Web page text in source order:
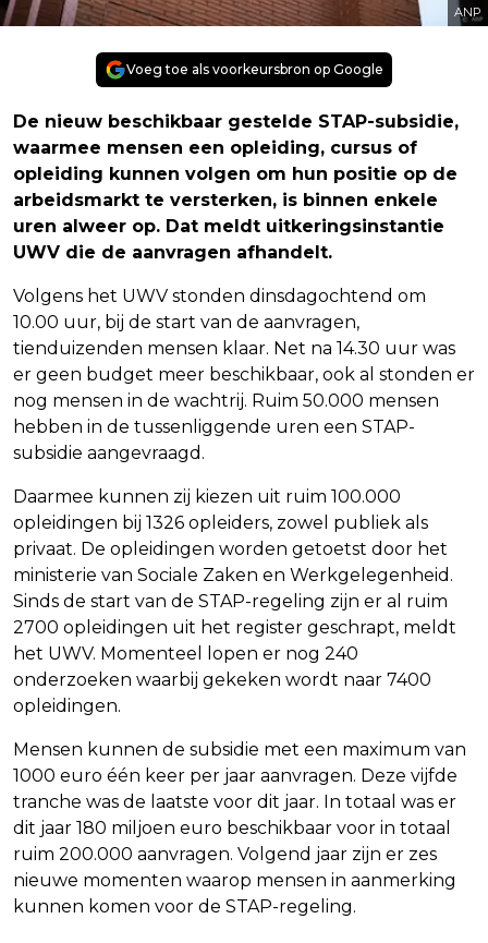
ANP
Voeg toe als voorkeursbron op Google
De nieuw beschikbaar gestelde STAP-subsidie,
waarmee mensen een opleiding, cursus of
opleiding kunnen volgen om hun positie op de
arbeidsmarkt te versterken, is binnen enkele
uren alweer op. Dat meldt uitkeringsinstantie
UWV die de aanvragen afhandelt.
Volgens het UWV stonden dinsdagochtend om
10.00 uur, bij de start van de aanvragen,
tienduizenden mensen klaar. Net na 14.30 uur was
er geen budget meer beschikbaar, ook al stonden er
nog mensen in de wachtrij. Ruim 50.000 mensen
hebben in de tussenliggende uren een STAP-
subsidie aangevraagd.
Daarmee kunnen zij kiezen uit ruim 100.000
opleidingen bij 1326 opleiders, zowel publiek als
privaat. De opleidingen worden getoetst door het
ministerie van Sociale Zaken en Werkgelegenheid.
Sinds de start van de STAP-regeling zijn er al ruim
2700 opleidingen uit het register geschrapt, meldt
het UWV. Momenteel lopen er nog 240
onderzoeken waarbij gekeken wordt naar 7400
opleidingen.
Mensen kunnen de subsidie met een maximum van
1000 euro één keer per jaar aanvragen. Deze vijfde
tranche was de laatste voor dit jaar. In totaal was er
dit jaar 180 miljoen euro beschikbaar voor in totaal
ruim 200.000 aanvragen. Volgend jaar zijn er zes
nieuwe momenten waarop mensen in aanmerking
kunnen komen voor de STAP-regeling.